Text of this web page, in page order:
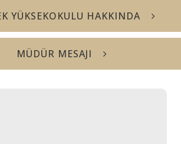
YÜKSEKOKULU HAKKINDA
MÜDÜR MESAJI